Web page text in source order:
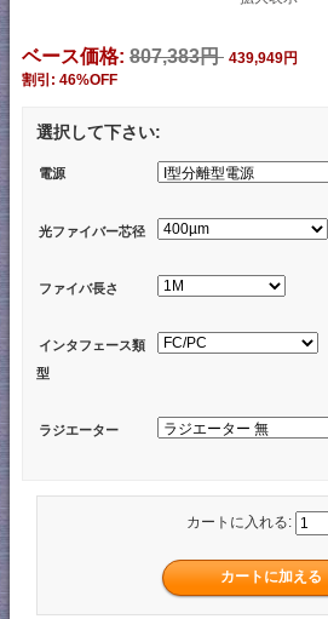
ベース価格: 807,383円 439,949円
割引: 46%OFF
選択して下さい:
電源
光ファイバー芯径
ファイバ長さ
インタフェース類
型
ラジエーター
カートに入れる: